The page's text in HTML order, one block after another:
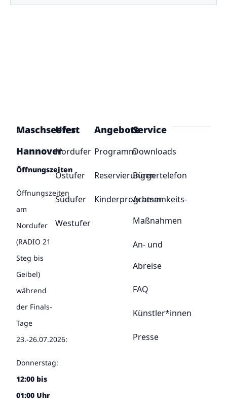
Maschseefest
Hannover
Öffnungszeiten
Öffnungszeiten
am
Nordufer
(RADIO 21
Steg bis
Geibel)
während
der Finals-
Tage
23.-26.07.2026:
Donnerstag:
12:00 bis
01:00 Uhr
Ufer
Nordufer
Ostufer
Südufer
Westufer
Angebote
Programm
Reservierungen
Kinderprogramm
Service
Downloads
Bürgertelefon
Achtsamkeits-
Maßnahmen
An- und
Abreise
FAQ
Künstler*innen
Presse